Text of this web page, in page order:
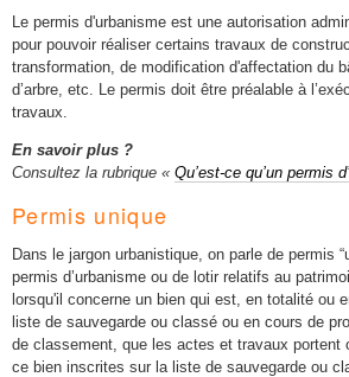
Le permis d'urbanisme est une autorisation
pour pouvoir réaliser certains travaux de
transformation, de modification d'affectation du
d’arbre, etc. Le permis doit être préalable à
travaux.
En savoir plus ?
Consultez la rubrique « Qu’est-ce qu’un permis
Permis unique
Dans le jargon urbanistique, on parle de permis
permis d’urbanisme ou de lotir relatifs au
lorsqu'il concerne un bien qui est, en totalité ou
liste de sauvegarde ou classé ou en cours de
de classement, que les actes et travaux portent
ce bien inscrites sur la liste de sauvegarde ou